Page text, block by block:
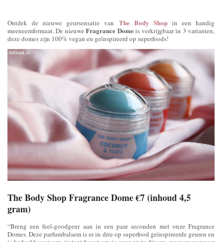
Ontdek de nieuwe geursensatie van The Body Shopin een handig
meeneemformaat. De nieuweFragrance Domeis verkrijgbaar in 3 varianten,
deze domes zijn 100% vegan en geïnspireerd op superfoods!
The Body Shop Fragrance Dome €7 (inhoud 4,5
gram)
“Breng een feel-goodgeur aan in een paar seconden met onze Fragrance
Domes. Deze parfumbalsem is er in drie op superfood geïnspireerde geuren en